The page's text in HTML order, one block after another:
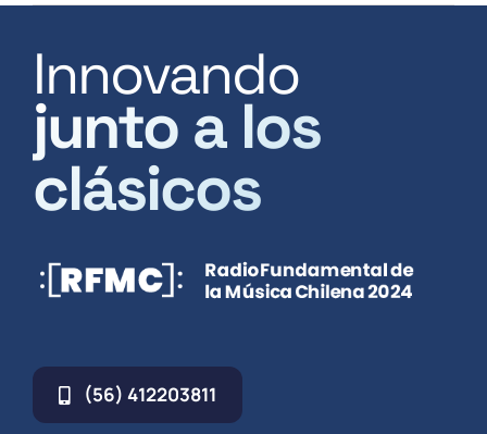
Innovando
junto a los
clásicos
(56) 412203811